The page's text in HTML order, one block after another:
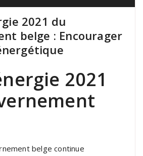
2021 du
belge : Encourager
2021
belge continue